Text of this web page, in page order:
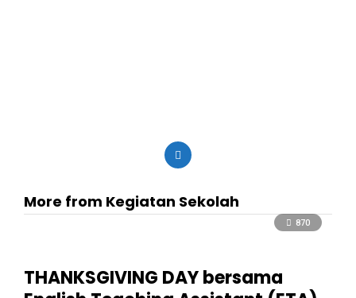
More from Kegiatan Sekolah
870
THANKSGIVING DAY bersama